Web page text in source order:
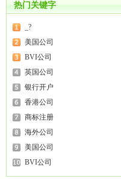
热门关键字
_?
美国公司
BVI公司
英国公司
银行开户
香港公司
商标注册
海外公司
美国公司
BVI公司